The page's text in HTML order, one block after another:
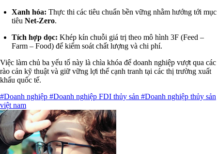
Xanh hóa: Thực thi các tiêu chuẩn bền vững nhằm hướng tới mục
tiêu Net-Zero.
Tích hợp dọc: Khép kín chuỗi giá trị theo mô hình 3F (Feed –
Farm – Food) để kiểm soát chất lượng và chi phí.
Việc làm chủ ba yếu tố này là chìa khóa để doanh nghiệp vượt qua các
rào cản kỹ thuật và giữ vững lợi thế cạnh tranh tại các thị trường xuất
khẩu quốc tế.
#Doanh nghiệp #Doanh nghiệp FDI thủy sản #Doanh nghiệp thủy sản
việt nam